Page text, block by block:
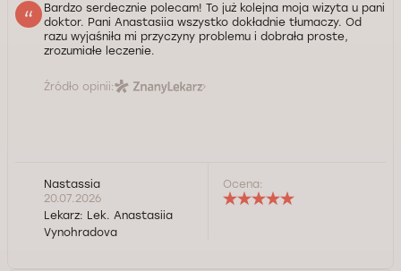
Bardzo serdecznie polecam! To już kolejna moja wizyta u pani
doktor. Pani Anastasiia wszystko dokładnie tłumaczy. Od
razu wyjaśniła mi przyczyny problemu i dobrała proste,
zrozumiałe leczenie.
Źródło opinii:
Nastassia
20.07.2026
Lekarz: Lek. Anastasiia
Vynohradova
Ocena: